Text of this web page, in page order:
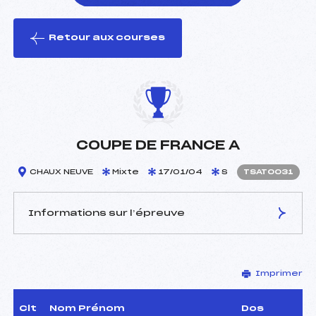
le ski
Retour aux courses
COUPE DE FRANCE A
CHAUX NEUVE Mixte 17/01/04 S TSAT0031
Informations sur l’épreuve
–
Délégué Technique :
BAILLY PIERRE (MB)
D.T Adjoint :
Imprimer
Clt Nom Prénom Dos